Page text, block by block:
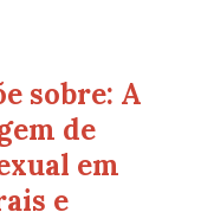
sobre: A
de
em
e